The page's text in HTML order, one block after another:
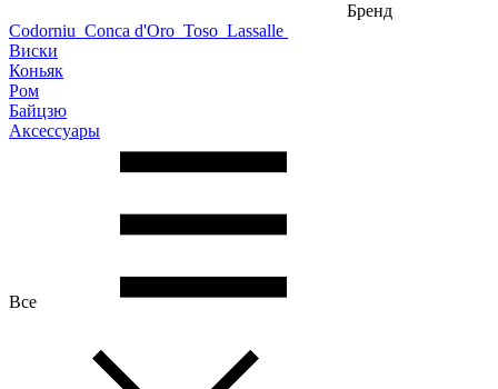
Бренд
Codorniu Conca d'Oro Toso Lassalle
Виски
Коньяк
Ром
Байцзю
Аксессуары
Все